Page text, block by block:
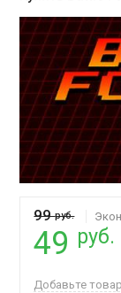
99руб.
49 руб.
Добавьте